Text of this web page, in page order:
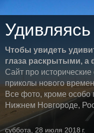
Чтобы увидеть
глаза раскрытыми, а
Сайт про
приколы нового
Все фото, кроме
Нижнем Новгороде,
суббота, 28 июля 2018 г.